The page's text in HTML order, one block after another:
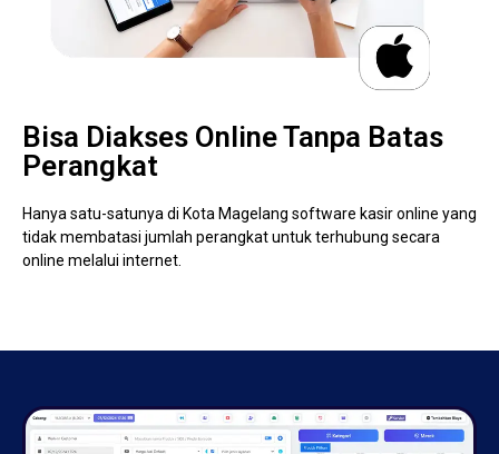
Bisa Diakses Online Tanpa Batas
Perangkat
Hanya satu-satunya di Kota Magelang software kasir online yang
tidak membatasi jumlah perangkat untuk terhubung secara
online melalui internet.